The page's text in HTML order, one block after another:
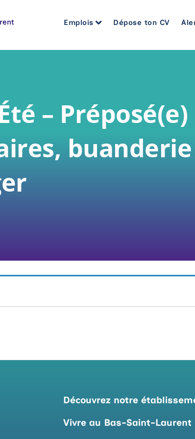
Emplois
Pharmacie, pratique sage-
Gestion et encadrement
Santé et services sociaux
Dépose ton CV
– Préposé(e)
Découvrez notre
Vivre au Bas-Saint-Laurent